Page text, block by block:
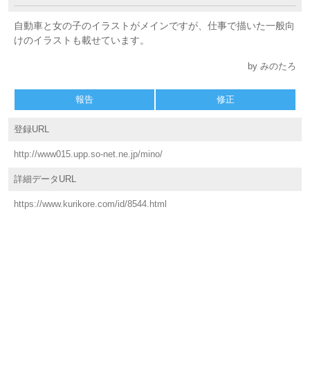
自動車と女の子のイラストがメインですが、仕事で描いた一般向
けのイラストも載せています。
by みのたろ
報告 修正
登録URL
http://www015.upp.so-net.ne.jp/mino/
詳細データURL
https://www.kurikore.com/id/8544.html